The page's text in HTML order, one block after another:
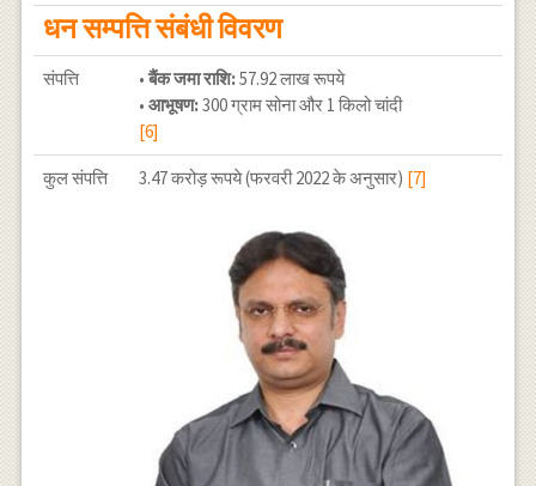
धन सम्पत्ति संबंधी विवरण
संपत्ति • बैंक जमा राशि:57.92 लाख रूपये
• आभूषण:300 ग्राम सोना और 1 किलो चांदी
[6]
कुल संपत्ति 3.47 करोड़ रूपये (फरवरी 2022 के अनुसार) [7]